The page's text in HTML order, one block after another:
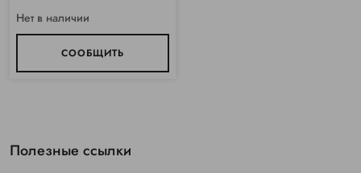
Нет в наличии
СООБЩИТЬ
Полезные ссылки